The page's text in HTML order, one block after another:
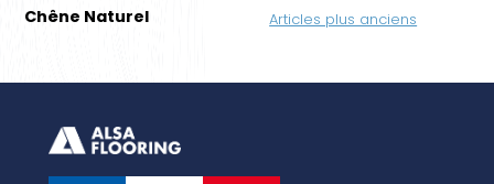
Chêne Naturel
Navigation
articles
Articles plus anciens